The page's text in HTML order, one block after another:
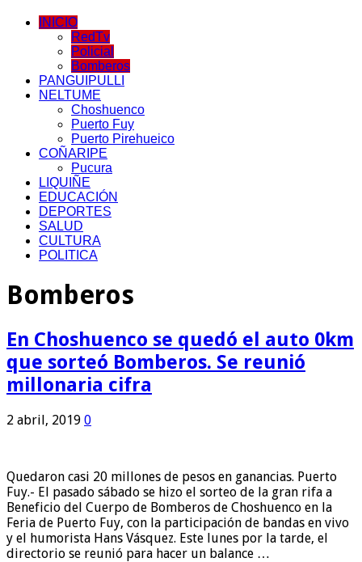
INICIO
RedTv
Policial
Bomberos
PANGUIPULLI
NELTUME
Choshuenco
Puerto Fuy
Puerto Pirehueico
COÑARIPE
Pucura
LIQUIÑE
EDUCACIÓN
DEPORTES
SALUD
CULTURA
POLITICA
Bomberos
En Choshuenco se quedó el auto 0km
que sorteó Bomberos. Se reunió
millonaria cifra
2 abril, 2019 0
Quedaron casi 20 millones de pesos en ganancias. Puerto
Fuy.- El pasado sábado se hizo el sorteo de la gran rifa a
Beneficio del Cuerpo de Bomberos de Choshuenco en la
Feria de Puerto Fuy, con la participación de bandas en vivo
y el humorista Hans Vásquez. Este lunes por la tarde, el
directorio se reunió para hacer un balance …